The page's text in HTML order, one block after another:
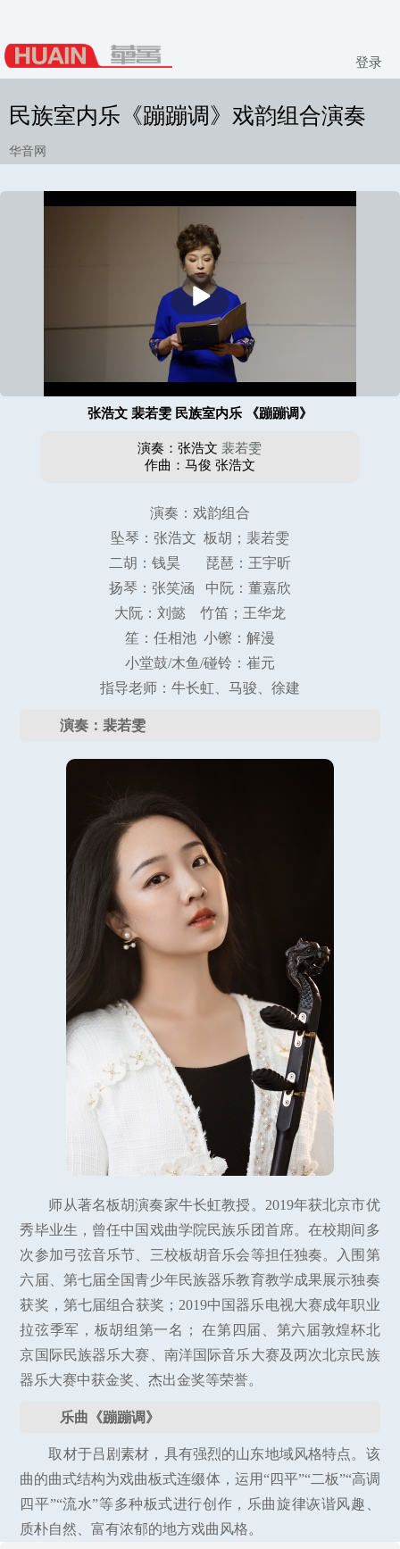
登录
民族室内乐《蹦蹦调》戏韵组合演奏
华音网
播
放
张浩文 裴若雯 民族室内乐 《蹦蹦调》
演奏：张浩文 裴若雯
作曲：马俊 张浩文
演奏：戏韵组合
坠琴：张浩文 板胡；裴若雯
二胡：钱昊 琵琶：王宇昕
扬琴：张笑涵 中阮：董嘉欣
大阮：刘懿 竹笛；王华龙
笙：任相池 小镲：解漫
小堂鼓/木鱼/碰铃：崔元
指导老师：牛长虹、马骏、徐建
演奏：裴若雯
师从著名板胡演奏家牛长虹教授。2019年获北京市优
秀毕业生，曾任中国戏曲学院民族乐团首席。在校期间多
次参加弓弦音乐节、三校板胡音乐会等担任独奏。入围第
六届、第七届全国青少年民族器乐教育教学成果展示独奏
获奖，第七届组合获奖；2019中国器乐电视大赛成年职业
拉弦季军，板胡组第一名； 在第四届、第六届敦煌杯北
京国际民族器乐大赛、南洋国际音乐大赛及两次北京民族
器乐大赛中获金奖、杰出金奖等荣誉。
乐曲《蹦蹦调》
取材于吕剧素材，具有强烈的山东地域风格特点。该
曲的曲式结构为戏曲板式连缀体，运用“四平”“二板”“高调
四平”“流水”等多种板式进行创作，乐曲旋律诙谐风趣、
质朴自然、富有浓郁的地方戏曲风格。